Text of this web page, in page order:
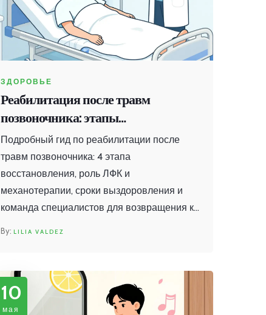
ЗДОРОВЬЕ
Реабилитация после травм
позвоночника: этапы
восстановления и методы лечения
Подробный гид по реабилитации после
травм позвоночника: 4 этапа
восстановления, роль ЛФК и
механотерапии, сроки выздоровления и
команда специалистов для возвращения к
LILIA VALDEZ
10
мая